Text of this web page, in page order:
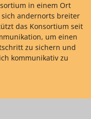
in einem Ort
andernorts breiter
das Konsortium seit
um einen
zu sichern und
kommunikativ zu